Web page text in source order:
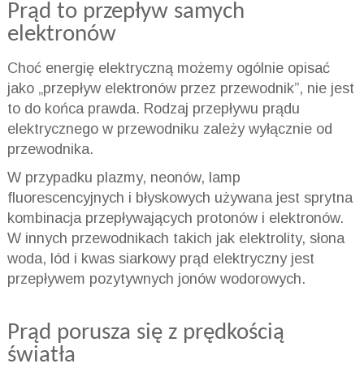
Prąd to przepływ samych
elektronów
Choć energię elektryczną możemy ogólnie opisać
jako „przepływ elektronów przez przewodnik”, nie jest
to do końca prawda. Rodzaj przepływu prądu
elektrycznego w przewodniku zależy wyłącznie od
przewodnika.
W przypadku plazmy, neonów, lamp
fluorescencyjnych i błyskowych używana jest sprytna
kombinacja przepływających protonów i elektronów.
W innych przewodnikach takich jak elektrolity, słona
woda, lód i kwas siarkowy prąd elektryczny jest
przepływem pozytywnych jonów wodorowych.
Prąd porusza się z prędkością
światła